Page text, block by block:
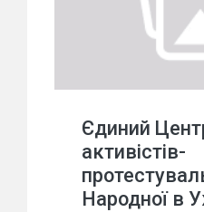
Єдиний
активістів-
Народної в